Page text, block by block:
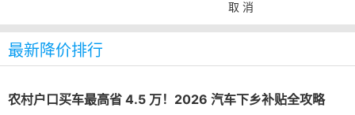
取 消
最新降价排行
农村户口买车最高省 4.5 万！2026 汽车下乡补贴全攻略